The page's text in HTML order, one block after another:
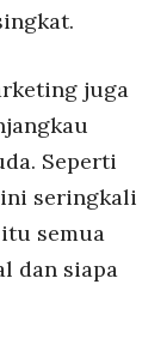
juga
Seperti
seringkali
semua
dan siapa